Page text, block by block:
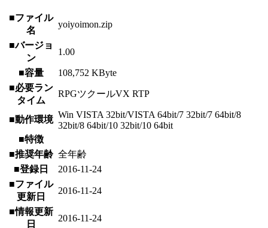
■ファイル
名
yoiyoimon.zip
■バージョ
ン
1.00
■容量
108,752 KByte
■必要ラン
タイム
RPGツクールVX RTP
■動作環境 Win VISTA 32bit/VISTA 64bit/7 32bit/7 64bit/8
32bit/8 64bit/10 32bit/10 64bit
■特徴
■推奨年齢 全年齢
■登録日
2016-11-24
■ファイル
更新日
2016-11-24
■情報更新
日
2016-11-24